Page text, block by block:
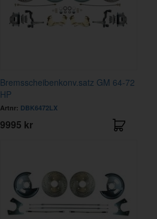
Bremsscheibenkonv.satz GM 64-72
HP
Artnr: DBK6472LX
9995 kr